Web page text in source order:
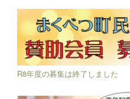
R8年度の募集は終了しました